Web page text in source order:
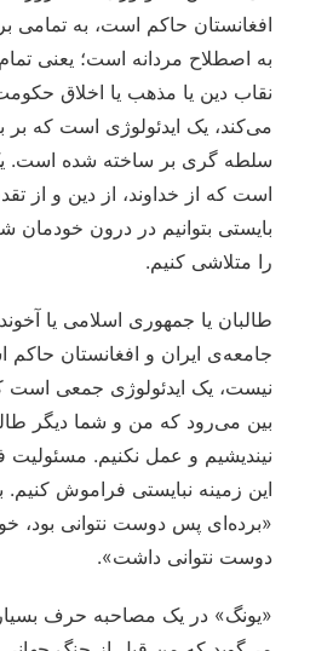
افغانستان حاکم است، به تمامی
به اصطلاح مردانه است؛ یعنی
نقاب دین یا مذهب یا اخلاق
می‌کند، یک ایدئولوژی است که بر
سلطه گری بر ساخته شده است.
است که از خداوند، از دین و از
بایستی بتوانیم در درون خودمان
را متلاشی کنیم.
طالبان یا جمهوری اسلامی یا
جامعه‌ی ایران و افغانستان
نیست، یک ایدئولوژی جمعی است
بین می‌رود که من و شما دیگر
نیندیشیم و عمل نکنیم. مسئولیت
این زمینه نبایستی فراموش کنیم.
«برده‌ای پس دوست نتوانی بود،
دوست نتوانی داشت».
«یونگ» در یک مصاحبه حرف